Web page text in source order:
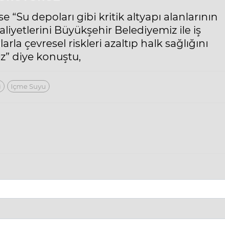
“Su depoları gibi kritik altyapı alanlarının
Büyükşehir Belediyemiz ile iş
çevresel riskleri azaltıp halk sağlığını
diye konuştu,
Içme Suyu